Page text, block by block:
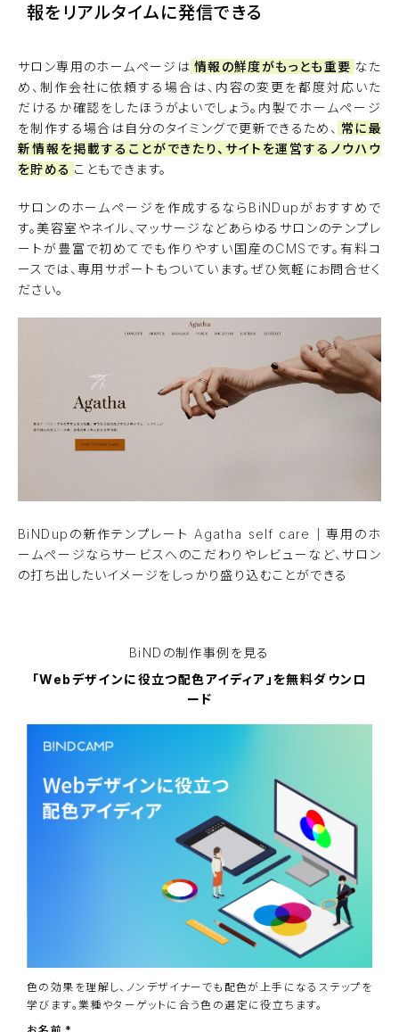
報をリアルタイムに発信できる
サロン専用のホームページは 情報の鮮度がもっとも重要 なた
め、制作会社に依頼する場合は、内容の変更を都度対応いた
だけるか確認をしたほうがよいでしょう。内製でホームページ
を制作する場合は自分のタイミングで更新できるため、 常に最
新情報を掲載することができたり、サイトを運営するノウハウ
を貯める こともできます。
サロンのホームページを作成するなら BiNDup がおすすめで
す。美容室やネイル、マッサージなどあらゆるサロンのテンプレ
ートが豊富で初めてでも作りやすい国産のCMSです。有料コ
ースでは、専用サポートもついています。ぜひ気軽にお問合せく
ださい。
BiNDupの新作テンプレート Agatha self care
｜専用のホ
ームページならサービスへのこだわりやレビューなど、サロン
の打ち出したいイメージをしっかり盛り込むことができる
BiNDの制作事例を見る
「Webデザインに役立つ配色アイディア」を無料ダウンロ
ード
色の効果を理解し、ノンデザイナーでも配色が上手になるステップを
学びます。業種やターゲットに合う色の選定に役立ちます。